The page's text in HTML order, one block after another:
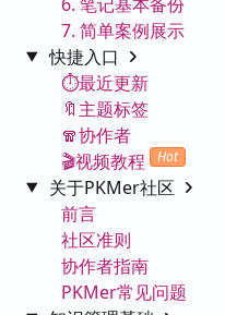
7. 简单案例展示
快捷入口
⏱️最近更新
🔖主题标签
🧣协作者
🎬视频教程
Hot
关于PKMer社区
前言
社区准则
协作者指南
PKMer常见问题